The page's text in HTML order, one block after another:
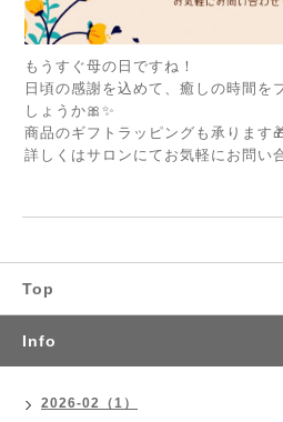
もうすぐ母の日ですね！
日頃の感謝を込めて、癒しの時間を
しょうか🎀✨
商品のギフトラッピングも承ります
詳しくはサロンにてお気軽にお問い
Top
Info
2026-02（1）